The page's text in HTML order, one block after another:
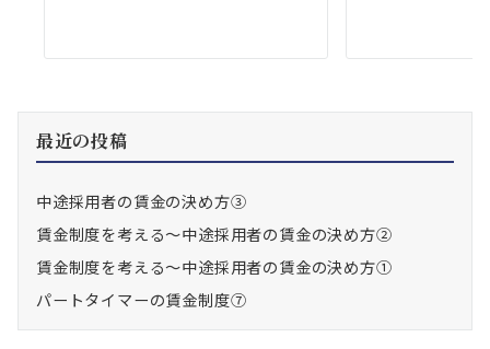
最近の投稿
中途採用者の賃金の決め方③
賃金制度を考える～中途採用者の賃金の決め方②
賃金制度を考える～中途採用者の賃金の決め方①
パートタイマーの賃金制度⑦